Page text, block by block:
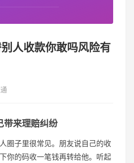
人收款你敢吗风险有
带来理赔纠纷
圈子里很常见。朋友说自己的收
你的码收一笔钱再转给他。听起